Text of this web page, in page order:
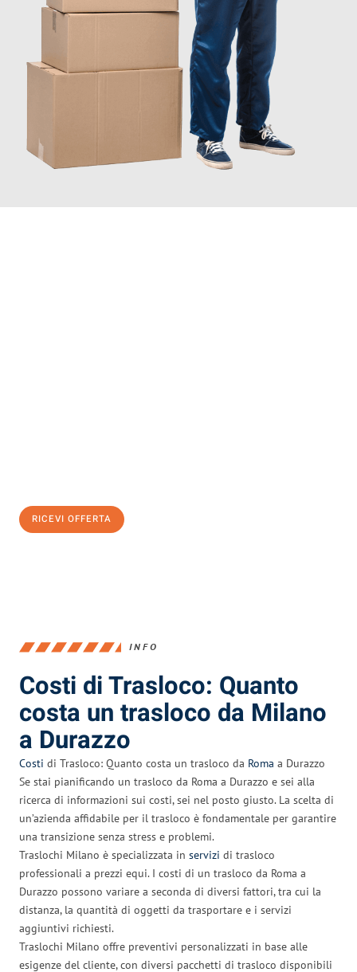
RICEVI OFFERTA
INFO
Costi di Trasloco: Quanto
costa un trasloco da Milano
a Durazzo
Costi di Trasloco: Quanto costa un trasloco da Roma a Durazzo
Se stai pianificando un trasloco da Roma a Durazzo e sei alla
ricerca di informazioni sui costi, sei nel posto giusto. La scelta di
un’azienda affidabile per il trasloco è fondamentale per garantire
una transizione senza stress e problemi.
Traslochi Milano è specializzata in servizi di trasloco
professionali a prezzi equi. I costi di un trasloco da Roma a
Durazzo possono variare a seconda di diversi fattori, tra cui la
distanza, la quantità di oggetti da trasportare e i servizi
aggiuntivi richiesti.
Traslochi Milano offre preventivi personalizzati in base alle
esigenze del cliente, con diversi pacchetti di trasloco disponibili